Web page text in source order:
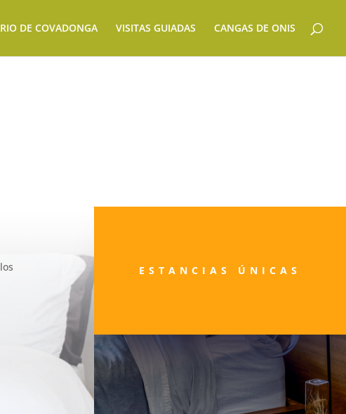
DE COVADONGA VISITAS GUIADAS CANGAS DE ONIS
ESTANCIAS ÚNICAS